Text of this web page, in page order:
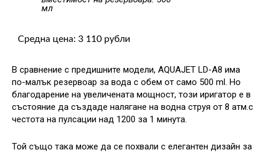
мл
Средна цена: 3 110 рубли
В сравнение с предишните модели, AQUAJET LD-A8 има
по-малък резервоар за вода с обем от само 500 ml. Но
благодарение на увеличената мощност, този иригатор е в
състояние да създаде налягане на водна струя от 8 атм.с
честота на пулсации над 1200 за 1 минута.
Той също така може да се похвали с елегантен дизайн за